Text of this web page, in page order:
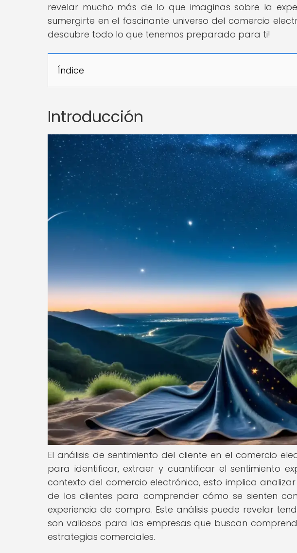
revelar mucho más de lo que imaginas sobre la
sumergirte en el fascinante universo del comercio
descubre todo lo que tenemos preparado para ti!
Índice
Introducción
El análisis de sentimiento del cliente en el comercio
para identificar, extraer y cuantificar el sentimiento
contexto del comercio electrónico, esto implica
de los clientes para comprender cómo se sienten
experiencia de compra. Este análisis puede revelar
son valiosos para las empresas que buscan
estrategias comerciales.